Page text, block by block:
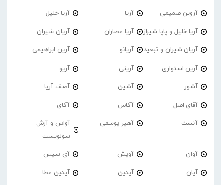
آروین صمیمی آریا آریا خلیل
آریا خلیل و پاپا شیراز آریا عصاران آریان شیران
آریان شیران و تبعید آریانو آرین ابراهیمی
آرین استواری آرینی آریو
آشور آشین آصف آریا
آقای اصل آکاس آکای
آنست آهیر یوسفی
آواس و آرش
سولویست
آوان آویش آی سیس
آیان آیدین آیدین عطا